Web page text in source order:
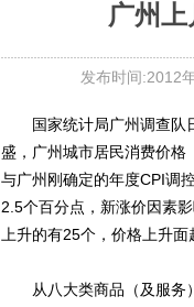
广州
发布时间:2012
国家统计局广州调查队日
盛，广州城市居民消费价格
与广州刚确定的年度CPI调
2.5个百分点，新涨价因素
上升的有25个，价格上升面
从八大类商品（及服务）